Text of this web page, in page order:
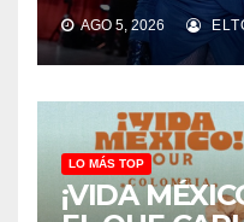
AGO 5, 2026
LO MÁS TOP
¡VIDA